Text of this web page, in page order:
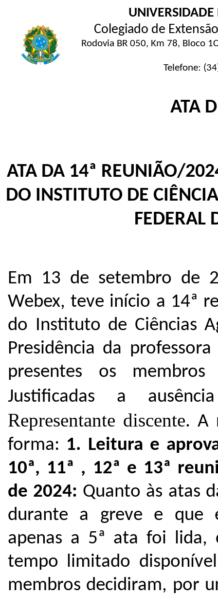
Colegiado de
Rodovia BR 050, Km 78, Bloco
Telefone:
ATA
ATA DA 14ª REUNIÃO/
DO INSTITUTO DE
FEDERAL
Em 13 de setembro de
Webex, teve início a 14ª
do Instituto de Ciências
Presidência da
presentes os
Justificadas a
Representante discente. A
forma: 1. Leitura e
10ª, 11ª , 12ª e 13ª
de 2024: Quanto às atas
durante a greve e que
apenas a 5ª ata foi lida,
tempo limitado
membros decidiram, por